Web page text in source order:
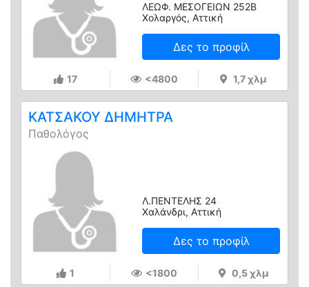
ΛΕΩΦ. ΜΕΣΟΓΕΙΩΝ 252Β
Χολαργός, Αττική
Δες το προφίλ
17 <4800 1,7 χλμ
ΚΑΤΣΑΚΟΥ ΔΗΜΗΤΡΑ
Παθολόγος
Λ.ΠΕΝΤΕΛΗΣ 24
Χαλάνδρι, Αττική
Δες το προφίλ
1 <1800 0,5 χλμ